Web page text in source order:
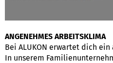
ANGENEHMES ARBEITSKLIMA
Bei ALUKON erwartet dich
In unserem